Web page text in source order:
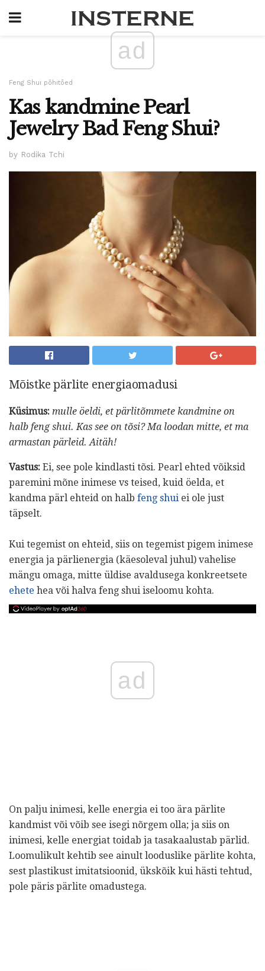
ad
Feng Shui põhitõed
Kas kandmine Pearl
Jewelry Bad Feng Shui?
by Rodika Tchi
Mõistke pärlite energiaomadusi
Küsimus: mulle öeldi, et pärlitõmmete kandmine on
halb feng shui. Kas see on tõsi? Ma loodan mitte, et ma
armastan pärleid. Aitäh!
Vastus: Ei, see pole kindlasti tõsi. Pearl ehted võiksid
paremini mõne inimese vs teised, kuid öelda, et
kandma pärl ehteid on halb feng shui ei ole just
täpselt.
Kui tegemist on ehteid, siis on tegemist pigem inimese
energia ja pärlienergia (käesoleval juhul) vahelise
mängu omaga, mitte üldise avaldusega konkreetsete
ehete hea või halva feng shui iseloomu kohta.
ad
On palju inimesi, kelle energia ei too ära pärlite
kandmist või võib see isegi nõrgem olla; ja siis on
inimesi, kelle energiat toidab ja tasakaalustab pärlid.
Loomulikult kehtib see ainult looduslike pärlite kohta,
sest plastikust imitatsioonid, ükskõik kui hästi tehtud,
pole päris pärlite omadustega.